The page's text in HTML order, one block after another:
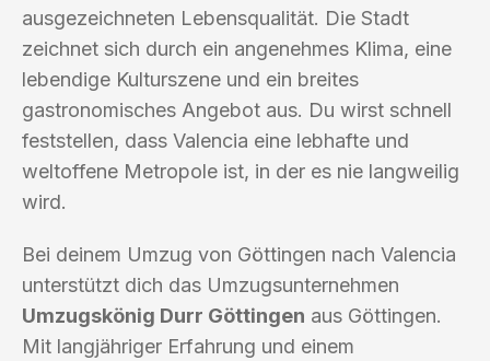
ausgezeichneten Lebensqualität. Die Stadt
zeichnet sich durch ein angenehmes Klima, eine
lebendige Kulturszene und ein breites
gastronomisches Angebot aus. Du wirst schnell
feststellen, dass Valencia eine lebhafte und
weltoffene Metropole ist, in der es nie langweilig
wird.
Bei deinem Umzug von Göttingen nach Valencia
unterstützt dich das Umzugsunternehmen
Umzugskönig Durr Göttingen aus Göttingen.
Mit langjähriger Erfahrung und einem